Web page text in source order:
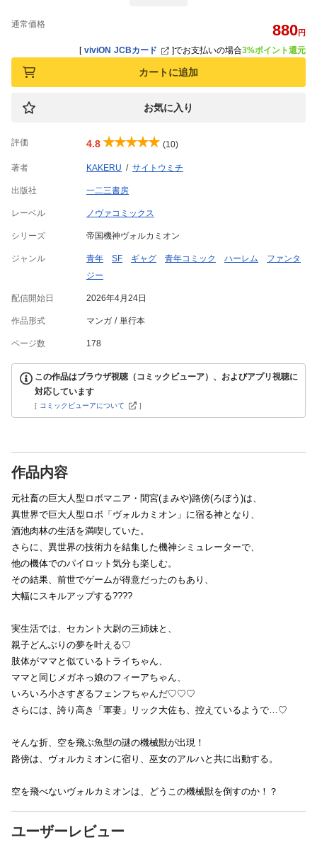
通常価格 880円
[ viviON JCBカード ]でお支払いの場合3%ポイント還元
カートに追加
お気に入り
評価 4.8 (10)
著者 KAKERU サイトウミチ
出版社 一二三書房
レーベル ノヴァコミックス
シリーズ 帝国機神ヴォルカミオン
ジャンル 青年 SF ギャグ 青年コミック ハーレム
ファンタ
ジー
配信開始日 2026年4月24日
作品形式 マンガ 単行本
ページ数 178
この作品はブラウザ視聴（コミックビューア）、およびアプリ視聴に
対応しています
[ コミックビューアについて ]
作品内容
元社畜の巨大人型ロボマニア・間宮(まみや)路傍(ろぼう)は、
異世界で巨大人型ロボ「ヴォルカミオン」に宿る神となり、
酒池肉林の生活を満喫していた。
さらに、異世界の技術力を結集した機神シミュレーターで、
他の機体でのパイロット気分も楽しむ。
その結果、前世でゲームが得意だったのもあり、
大幅にスキルアップする????
実生活では、セカント大尉の三姉妹と、
親子どんぶりの夢を叶える♡
肢体がママと似ているトライちゃん、
ママと同じメガネっ娘のフィーアちゃん、
いろいろ小さすぎるフェンフちゃんだ♡♡♡
さらには、誇り高き「軍妻」リック大佐も、控えているようで…♡
そんな折、空を飛ぶ魚型の謎の機械獣が出現！
路傍は、ヴォルカミオンに宿り、巫女のアルハと共に出動する。
空を飛べないヴォルカミオンは、どうこの機械獣を倒すのか！？
ユーザーレビュー